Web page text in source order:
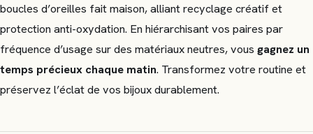
boucles d’oreilles fait maison, alliant recyclage créatif et
protection anti-oxydation. En hiérarchisant vos paires par
fréquence d’usage sur des matériaux neutres, vous gagnez un
temps précieux chaque matin. Transformez votre routine et
préservez l’éclat de vos bijoux durablement.